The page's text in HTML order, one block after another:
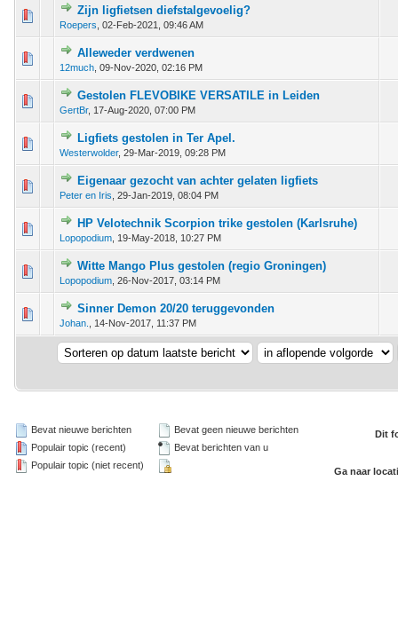
Zijn ligfietsen diefstalgevoelig?
Roepers 02-Feb-2021, 09:46 AM
- 0 van 5 gemiddeld
2 345
Alleweder verdwenen
12much 09-Nov-2020, 02:16 PM
- 0 van 5 gemiddeld
2 345
Gestolen FLEVOBIKE VERSATILE in Leiden
GertBr, 17-Aug-2020, 07:00 PM
- 0 van 5 gemiddeld
2 345
Ligfiets gestolen in Ter Apel.
Westerwolder, 29-Mar-2019, 09:28 PM
- 0 van 5 gemiddeld
2 345
Eigenaar gezocht van achter gelaten ligfiets
Peter en Iris 29-Jan-2019, 08:04 PM
- 0 van 5 gemiddeld
2 345
HP Velotechnik Scorpion trike gestolen (Karlsruhe)
Lopopodium 19-May-2018, 10:27 PM
- 0 van 5 gemiddeld
2 345
Witte Mango Plus gestolen (regio Groningen)
Lopopodium 26-Nov-2017, 03:14 PM
- 0 van 5 gemiddeld
2 45
Sinner Demon 20/20 teruggevonden
Johan. 14-Nov-2017, 11:37 PM
- 0 van 5 gemiddeld
2 345
Bevat nieuwe berichten
Populair topic (recent)
Populair topic (niet recent)
Bevat geen nieuwe berichten
Bevat berichten van u
Dit
Ga naar